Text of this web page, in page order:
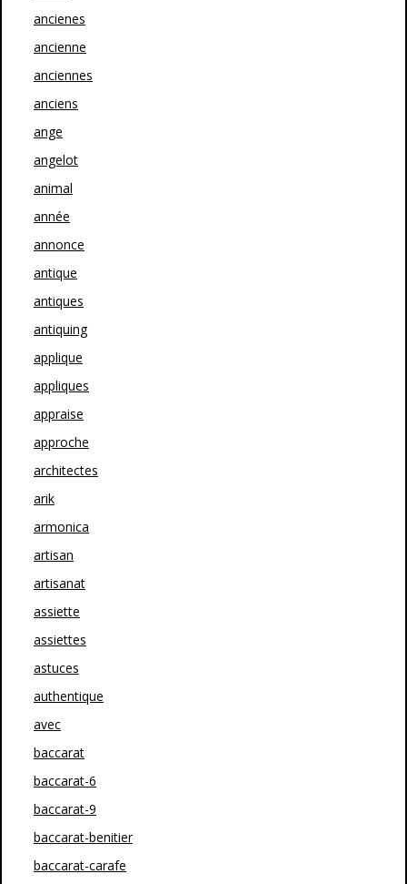
ancienes
ancienne
anciennes
anciens
ange
angelot
animal
année
annonce
antique
antiques
antiquing
applique
appliques
appraise
approche
architectes
arik
armonica
artisan
artisanat
assiette
assiettes
astuces
authentique
avec
baccarat
baccarat-6
baccarat-9
baccarat-benitier
baccarat-carafe